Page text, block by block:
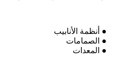
● أنظمة الأنابيب
● الصمامات
● المعدات